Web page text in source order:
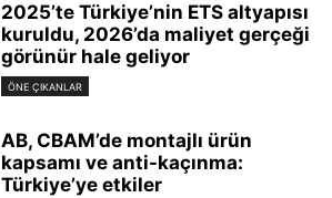
2025’te Türkiye’nin ETS altyapısı
kuruldu, 2026’da maliyet gerçeği
görünür hale geliyor
ÖNE ÇIKANLAR
AB, CBAM’de montajlı ürün
kapsamı ve anti-kaçınma:
Türkiye’ye etkiler